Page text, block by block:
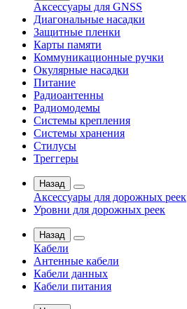
Аксессуары для GNSS
Диагональные насадки
Защитные пленки
Карты памяти
Коммуникационные ручки
Окулярные насадки
Питание
Радиоантенны
Радиомодемы
Системы крепления
Системы хранения
Стилусы
Треггеры
Назад
Аксессуары для дорожных реек
Уровни для дорожных реек
Назад
Кабели
Антенные кабели
Кабели данных
Кабели питания